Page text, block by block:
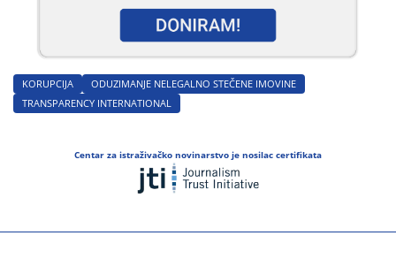
KORUPCIJA
ODUZIMANJE NELEGALNO STEČENE IMOVINE
TRANSPARENCY INTERNATIONAL
Centar za istraživačko novinarstvo je nosilac certifikata